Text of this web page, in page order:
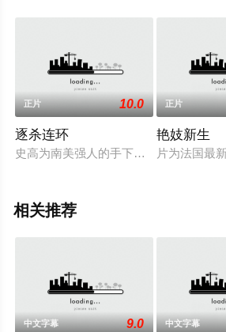
正片 10.0
逐杀连环
史高为南美强人的手下，他知道强人手
正片
艳妓新生
片为法国最
相关推荐
中文字幕 9.0 中文字幕